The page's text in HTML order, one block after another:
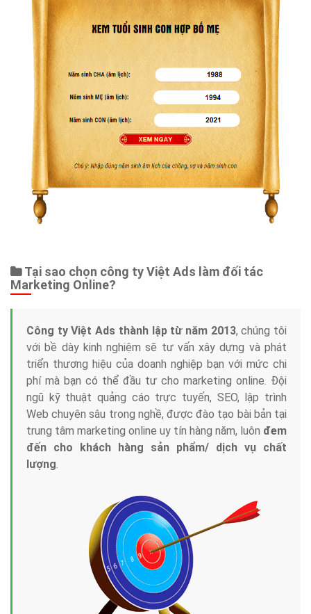
Tại sao chọn công ty Việt Ads làm đối tác
Marketing Online?
Công ty Việt Ads thành lập từ năm 2013, chúng tôi
với bề dày kinh nghiệm sẽ tư vấn xây dựng và phát
triển thương hiệu của doanh nghiệp bạn với mức chi
phí mà bạn có thể đầu tư cho marketing online. Đội
ngũ kỹ thuật quảng cáo trực tuyến, SEO, lập trình
Web chuyên sâu trong nghề, được đào tạo bài bản tại
trung tâm marketing online uy tín hàng năm, luôn đem
đến cho khách hàng sản phẩm/ dịch vụ chất
lượng.